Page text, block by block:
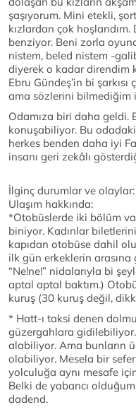
şaşıyorum. Mini etekli,
kızlardan çok
benziyor. Beni zorla
nistem, beled nistem -
diyerek o kadar direndim
Ebru Gündeş’in bi
ama sözlerini bilmediğim
Odamıza biri daha geldi.
konuşabiliyor. Bu
herkes benden daha iyi
insanı geri zekâlı
İlginç durumlar ve olaylar:
Ulaşım hakkında:
*Otobüslerde iki bölüm
biniyor. Kadınlar
kapıdan otobüse dahil
ilk gün erkeklerin arasına
“Ne!ne!” nidalarıyla bi
aptal aptal baktım.)
kuruş (30 kuruş değil,
* Hatt-ı taksi denen
güzergahlara
alabiliyor. Ama bunların
olabiliyor. Mesela bir
yolculuğa aynı mesafe
Belki de yabancı
dadend.